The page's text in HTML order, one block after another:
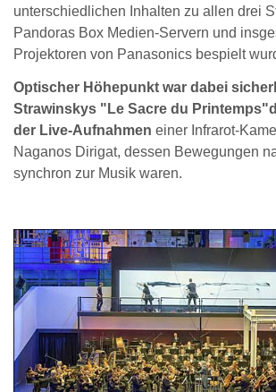
unterschiedlichen Inhalten zu allen drei
Pandoras Box Medien-Servern und
Projektoren von Panasonics bespielt
Optischer Höhepunkt war dabei
Strawinskys "Le Sacre du
der Live-Aufnahmen einer Infrarot-
Naganos Dirigat, dessen Bewegungen
synchron zur Musik waren.